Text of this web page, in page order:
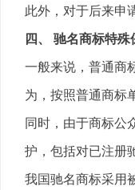
此外，对于后来申
四、 驰名商标特殊
一般来说，普通商
为，按照普通商标
同时，由于商标公
护，包括对已注册
我国驰名商标采用